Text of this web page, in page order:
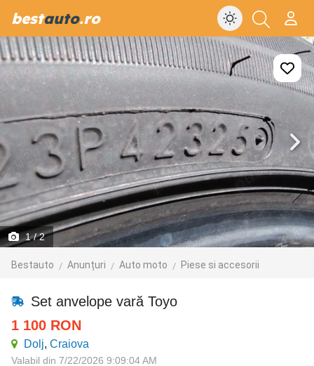
bestauto.ro
1/ 2
Bestauto Anunțuri Auto moto Piese si accesorii
Set anvelope vară Toyo
1 100 RON
Dolj, Craiova
Valabil din 7/22/2026 9:09:04 AM